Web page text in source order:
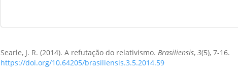
Searle, J. R. (2014). A refutação do relativismo.Brasiliensis,3(5), 7-16.
https://doi.org/10.64205/brasiliensis.3.5.2014.59